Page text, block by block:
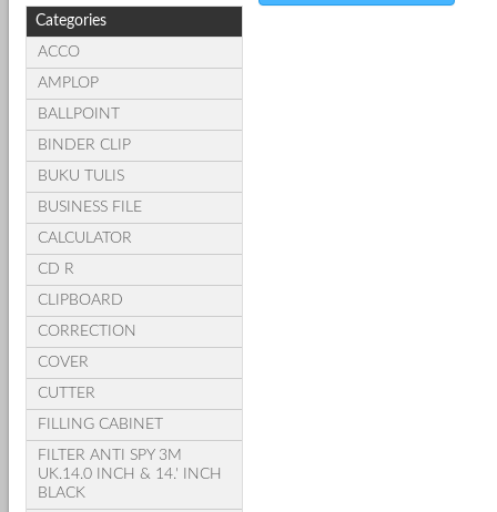
Categories
ACCO
AMPLOP
BALLPOINT
BINDER CLIP
BUKU TULIS
BUSINESS FILE
CALCULATOR
CD R
CLIPBOARD
CORRECTION
COVER
CUTTER
FILLING CABINET
FILTER ANTI SPY 3M
UK.14.0 INCH & 14.' INCH
BLACK